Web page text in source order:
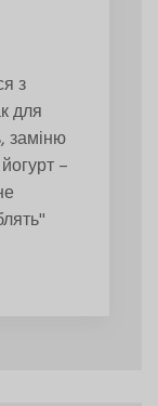
з
для
заміню
–